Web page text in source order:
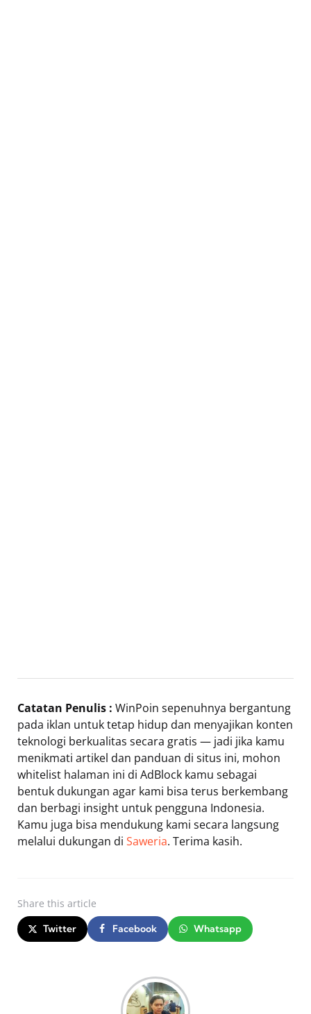
Catatan Penulis : WinPoin sepenuhnya bergantung
pada iklan untuk tetap hidup dan menyajikan konten
teknologi berkualitas secara gratis — jadi jika kamu
menikmati artikel dan panduan di situs ini, mohon
whitelist halaman ini di AdBlock kamu sebagai
bentuk dukungan agar kami bisa terus berkembang
dan berbagi insight untuk pengguna Indonesia.
Kamu juga bisa mendukung kami secara langsung
melalui dukungan di Saweria. Terima kasih.
Share this article
Twitter Facebook Whatsapp